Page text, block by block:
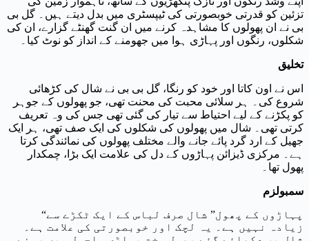
تزئین کو قدرتی خوبصورتی کی ٹیپسٹری میں بدل دیتے ہیں۔ گل بی
بی نے ان پھولوں کا مشاہدہ کرنے میں ان گنت گھنٹے گزارے، ان کی
شکلوں، رنگوں اور پہاڑی ہوا میں جھومنے کے انداز کو نوٹ کیا۔
تخلیق
اس نے اون کاتا اور خود کو رنگا، گل بی بی نے شال کی کڑھائی
شروع کی۔ ہر سلائی محبت کی محنت تھی، جو پھولوں کے جوہر
کو پکڑنے کے لیے احتیاط سے تیار کی گئی تھی جس کی وہ تعریف
کرتی تھی۔ شال میں پھولوں کی شکلوں کی ایک صف تھی، ہر ایک
جھیل کے ارد گرد پائے جانے والے مختلف پھولوں کی نمائندگی کرتا
ہے۔ مرکزی ڈیزائن پہاڑوں کے دل کی علامت ایک بڑا، چمکدار
پھول تھا۔
سمبولزم
“پہاڑوں کے پھول” شال صرف لباس کے ایک ٹکڑے سے
زیادہ نہیں ہے۔ یہ لچک اور خوبصورتی کی علامت ہے۔